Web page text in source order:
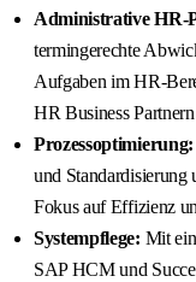
Administrative HR-
termingerechte
Aufgaben im HR-
HR Business
Prozessoptimierung:
und Standardisierung
Fokus auf Effizienz
Systempflege: Mit
SAP HCM und